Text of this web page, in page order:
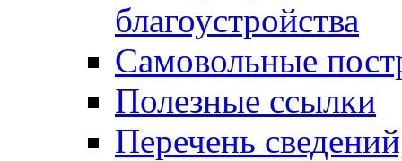
благоустройства
Самовольные
Полезные ссылки
Перечень